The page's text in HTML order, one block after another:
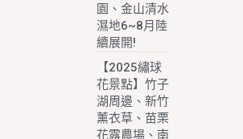
園、金山清水
濕地6~8月陸
續展開!
【2025繡球
花景點】竹子
湖周邊、新竹
薰衣草、苗栗
花露農場、南